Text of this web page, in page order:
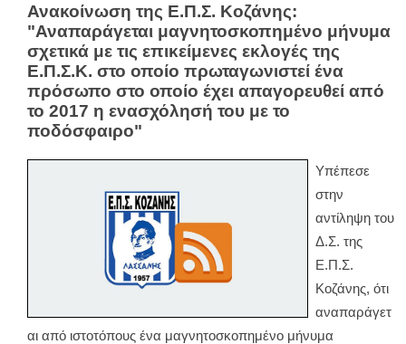
Ανακοίνωση της Ε.Π.Σ. Κοζάνης:
"Αναπαράγεται μαγνητοσκοπημένο μήνυμα
σχετικά με τις επικείμενες εκλογές της
Ε.Π.Σ.Κ. στο οποίο πρωταγωνιστεί ένα
πρόσωπο στο οποίο έχει απαγορευθεί από
το 2017 η ενασχόλησή του με το
ποδόσφαιρο"
Υπέπεσε
στην
αντίληψη του
Δ.Σ. της
Ε.Π.Σ.
Κοζάνης, ότι
αναπαράγετ
αι από ιστοτόπους ένα μαγνητοσκοπημένο μήνυμα